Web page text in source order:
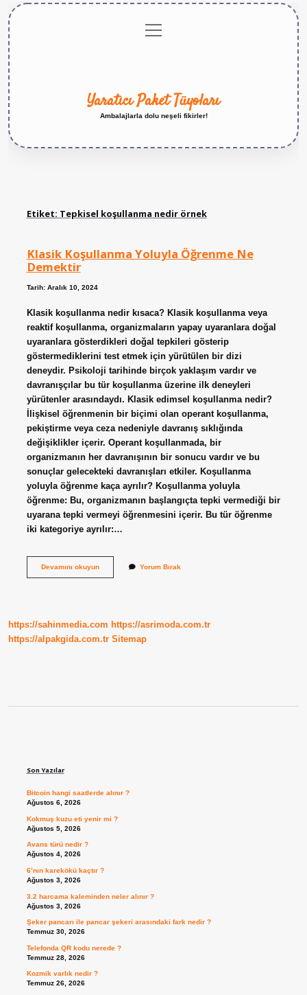
menüyü
aç
Yaratıcı Paket Tüyoları
Ambalajlarla dolu neşeli fikirler!
Etiket: Tepkisel koşullanma nedir örnek
Klasik Koşullanma Yoluyla Öğrenme Ne
Demektir
Tarih: Aralık 10, 2024
Klasik koşullanma nedir kısaca? Klasik koşullanma veya
reaktif koşullanma, organizmaların yapay uyaranlara doğal
uyaranlara gösterdikleri doğal tepkileri gösterip
göstermediklerini test etmek için yürütülen bir dizi
deneydir. Psikoloji tarihinde birçok yaklaşım vardır ve
davranışçılar bu tür koşullanma üzerine ilk deneyleri
yürütenler arasındaydı. Klasik edimsel koşullanma nedir?
İlişkisel öğrenmenin bir biçimi olan operant koşullanma,
pekiştirme veya ceza nedeniyle davranış sıklığında
değişiklikler içerir. Operant koşullanmada, bir
organizmanın her davranışının bir sonucu vardır ve bu
sonuçlar gelecekteki davranışları etkiler. Koşullanma
yoluyla öğrenme kaça ayrılır? Koşullanma yoluyla
öğrenme: Bu, organizmanın başlangıçta tepki vermediği bir
uyarana tepki vermeyi öğrenmesini içerir. Bu tür öğrenme
iki kategoriye ayrılır:…
Devamını okuyunKlasik
Yorum Bırak
https://sahinmedia.com https://asrimoda.com.tr
https://alpakgida.com.tr Sitemap
Son Yazılar
Bitcoin hangi saatlerde alınır ?
Ağustos 6, 2026
Kokmuş kuzu eti yenir mi ?
Ağustos 5, 2026
Avans türü nedir ?
Ağustos 4, 2026
6’nın karekökü kaçtır ?
Ağustos 3, 2026
3.2 harcama kaleminden neler alınır ?
Ağustos 3, 2026
Şeker pancarı ile pancar şekeri arasındaki fark nedir ?
Temmuz 30, 2026
Telefonda QR kodu nerede ?
Temmuz 28, 2026
Kozmik varlık nedir ?
Temmuz 26, 2026